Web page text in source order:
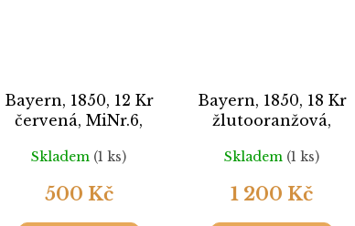
Bayern, 1850, 12 Kr
červená, MiNr.6,
zeslabený růžek
Skladem (1 ks)
500 Kč
Bayern, 1850, 18 Kr
žlutooranžová,
Skladem (1 ks)
1 200 Kč